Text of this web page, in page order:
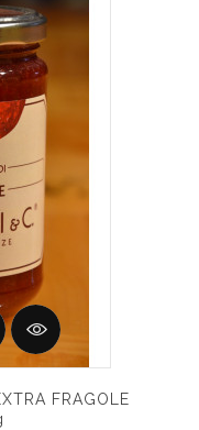
FRAGOLE